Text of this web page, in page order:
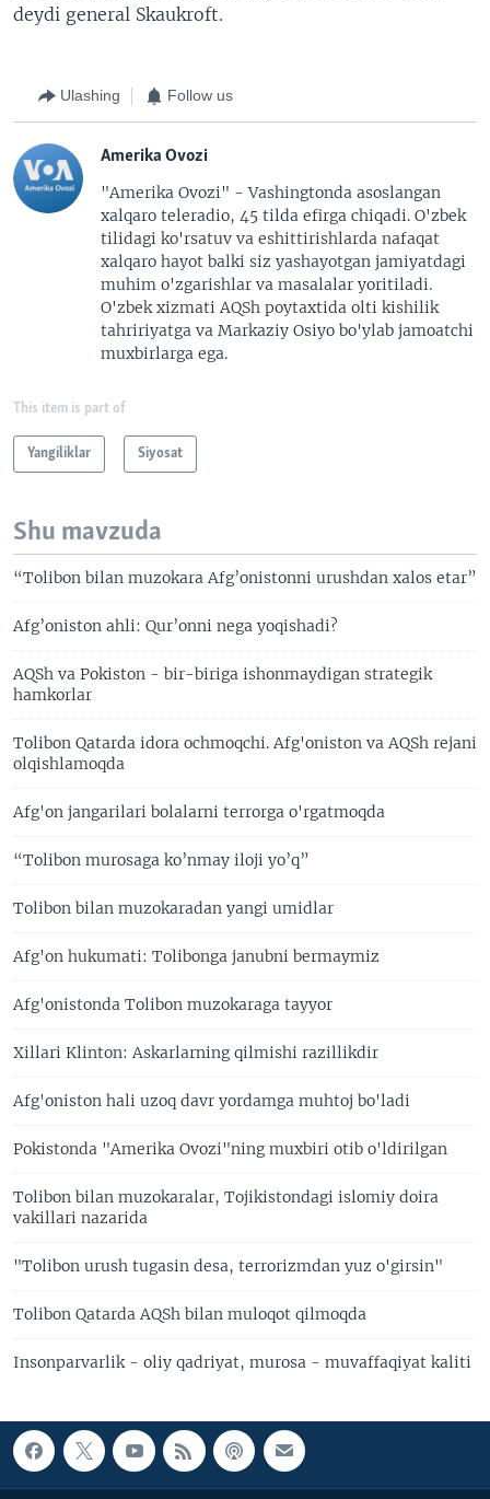
deydi general Skaukroft.
Ulashing Follow us
Amerika Ovozi
"Amerika Ovozi" - Vashingtonda asoslangan
xalqaro teleradio, 45 tilda efirga chiqadi. O'zbek
tilidagi ko'rsatuv va eshittirishlarda nafaqat
xalqaro hayot balki siz yashayotgan jamiyatdagi
muhim o'zgarishlar va masalalar yoritiladi.
O'zbek xizmati AQSh poytaxtida olti kishilik
tahririyatga va Markaziy Osiyo bo'ylab jamoatchi
muxbirlarga ega.
This item is part of
Yangiliklar Siyosat
Shu mavzuda
“Tolibon bilan muzokara Afg’onistonni urushdan xalos etar”
Afg’oniston ahli: Qur’onni nega yoqishadi?
AQSh va Pokiston - bir-biriga ishonmaydigan strategik
hamkorlar
Tolibon Qatarda idora ochmoqchi. Afg'oniston va AQSh rejani
olqishlamoqda
Afg'on jangarilari bolalarni terrorga o'rgatmoqda
“Tolibon murosaga ko’nmay iloji yo’q”
Tolibon bilan muzokaradan yangi umidlar
Afg'on hukumati: Tolibonga janubni bermaymiz
Afg'onistonda Tolibon muzokaraga tayyor
Xillari Klinton: Askarlarning qilmishi razillikdir
Afg'oniston hali uzoq davr yordamga muhtoj bo'ladi
Pokistonda "Amerika Ovozi"ning muxbiri otib o'ldirilgan
Tolibon bilan muzokaralar, Tojikistondagi islomiy doira
vakillari nazarida
"Tolibon urush tugasin desa, terrorizmdan yuz o'girsin"
Tolibon Qatarda AQSh bilan muloqot qilmoqda
Insonparvarlik - oliy qadriyat, murosa - muvaffaqiyat kaliti